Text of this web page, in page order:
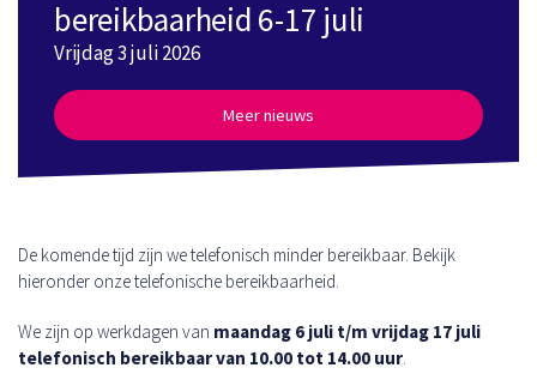
bereikbaarheid 6-17 juli
Vrijdag 3 juli 2026
Meer nieuws
De komende tijd zijn we telefonisch minder bereikbaar. Bekijk
hieronder onze telefonische bereikbaarheid.
We zijn op werkdagen van maandag 6 juli t/m vrijdag 17 juli
telefonisch bereikbaar van 10.00 tot 14.00 uur.